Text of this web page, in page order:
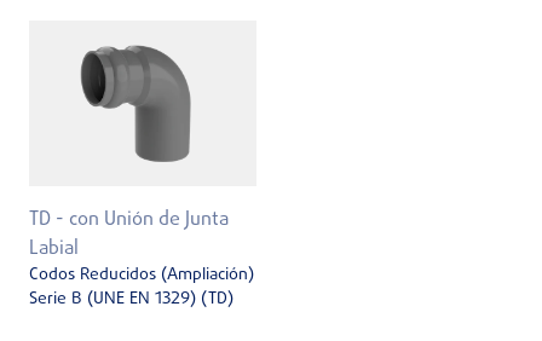
TD - con Unión de Junta
Labial
Codos Reducidos (Ampliación)
Serie B (UNE EN 1329) (TD)